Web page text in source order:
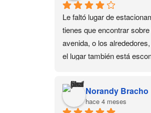
Le faltó lugar de
tienes que encontrar
avenida, o los
el lugar también está
eso de lado, tienen de todo
productos para uñas y sus
también son buenos.
Norandy Bracho
hace 4 meses